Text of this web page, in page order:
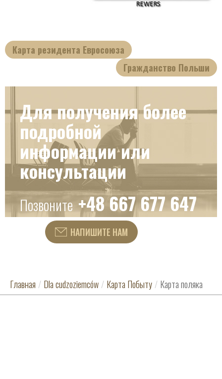
Карта резидента Евросоюза
Гражданство Польши
Для получения более
подробной
информации или
консультации
Позвоните+48 667 677 647
НАПИШИТЕ НАМ
Главная / Dla cudzoziemców / Карта Побыту / Карта поляка